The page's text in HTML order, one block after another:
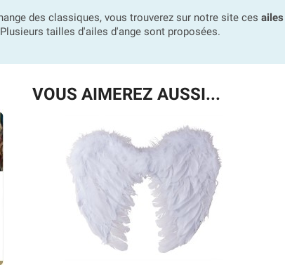
des classiques, vous trouverez sur notre site ces
tailles d'ailes d'ange sont proposées.
VOUS AIMEREZ AUSSI...